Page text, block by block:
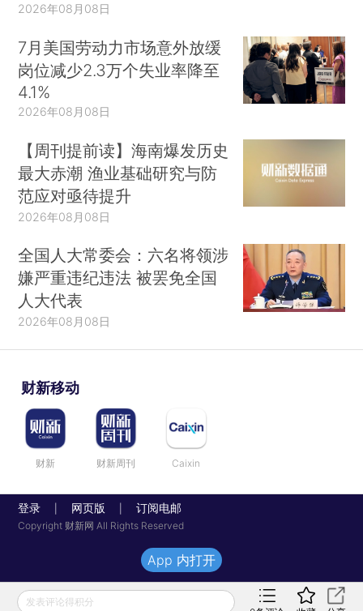
2026年08月08日
7月美国劳动力市场意外放缓
岗位减少2.3万个失业率降至
4.1%
2026年08月08日
【周刊提前读】海南爆发历史
最大赤潮 渔业基础研究与防
范应对亟待提升
2026年08月08日
全国人大常委会：六名将领涉
嫌严重违纪违法 被罢免全国
人大代表
2026年08月08日
财新移动
财新 财新周刊 Caixin
登录 网页版 订阅电邮
Copyright 财新网 All Rights Reserved
发表评论得积分
App 内打开